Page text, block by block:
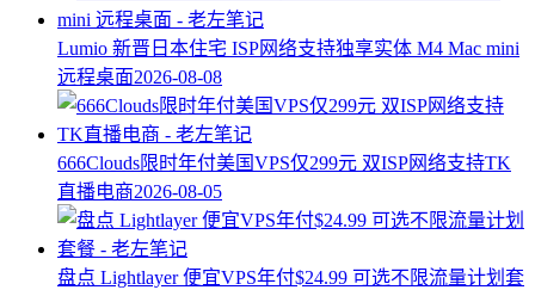
Lumio 新晋日本住宅 ISP网络支持独享实体 M4 Mac mini
远程桌面2026-08-08
666Clouds限时年付美国VPS仅299元 双ISP网络支持TK
直播电商2026-08-05
盘点 Lightlayer 便宜VPS年付$24.99 可选不限流量计划套